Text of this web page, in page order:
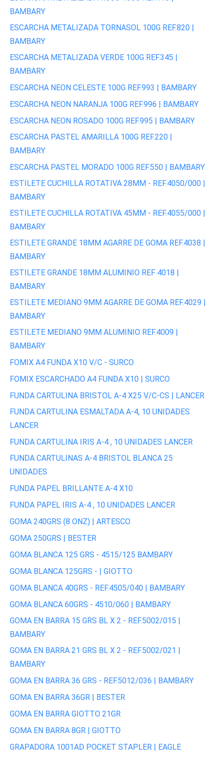
BAMBARY
ESCARCHA METALIZADA TORNASOL 100G REF.820 |
BAMBARY
ESCARCHA METALIZADA VERDE 100G REF.345 |
BAMBARY
ESCARCHA NEON CELESTE 100G REF.993 | BAMBARY
ESCARCHA NEON NARANJA 100G REF.996 | BAMBARY
ESCARCHA NEON ROSADO 100G REF.995 | BAMBARY
ESCARCHA PASTEL AMARILLA 100G REF.220 |
BAMBARY
ESCARCHA PASTEL MORADO 100G REF.550 | BAMBARY
ESTILETE CUCHILLA ROTATIVA 28MM - REF.4050/000 |
BAMBARY
ESTILETE CUCHILLA ROTATIVA 45MM - REF.4055/000 |
BAMBARY
ESTILETE GRANDE 18MM AGARRE DE GOMA REF.4038 |
BAMBARY
ESTILETE GRANDE 18MM ALUMINIO REF 4018 |
BAMBARY
ESTILETE MEDIANO 9MM AGARRE DE GOMA REF.4029 |
BAMBARY
ESTILETE MEDIANO 9MM ALUMINIO REF.4009 |
BAMBARY
FOMIX A4 FUNDA X10 V/C - SURCO
FOMIX ESCARCHADO A4 FUNDA X10 | SURCO
FUNDA CARTULINA BRISTOL A-4 X25 V/C-CS | LANCER
FUNDA CARTULINA ESMALTADA A-4, 10 UNIDADES
LANCER
FUNDA CARTULINA IRIS A-4 , 10 UNIDADES LANCER
FUNDA CARTULINAS A-4 BRISTOL BLANCA 25
UNIDADES
FUNDA PAPEL BRILLANTE A-4 X10
FUNDA PAPEL IRIS A-4 , 10 UNIDADES LANCER
GOMA 240GRS (8 ONZ) | ARTESCO
GOMA 250GRS | BESTER
GOMA BLANCA 125 GRS - 4515/125 BAMBARY
GOMA BLANCA 125GRS - | GIOTTO
GOMA BLANCA 40GRS - REF.4505/040 | BAMBARY
GOMA BLANCA 60GRS - 4510/060 | BAMBARY
GOMA EN BARRA 15 GRS BL X 2 - REF.5002/015 |
BAMBARY
GOMA EN BARRA 21 GRS BL X 2 - REF.5002/021 |
BAMBARY
GOMA EN BARRA 36 GRS - REF.5012/036 | BAMBARY
GOMA EN BARRA 36GR | BESTER
GOMA EN BARRA GIOTTO 21GR
GOMA EN BARRA 8GR | GIOTTO
GRAPADORA 1001AD POCKET STAPLER | EAGLE